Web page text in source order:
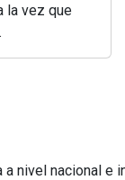
la vez que
nivel nacional e